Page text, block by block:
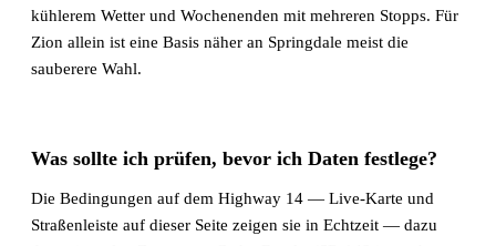
kühlerem Wetter und Wochenenden mit mehreren Stopps. Für
Zion allein ist eine Basis näher an Springdale meist die
sauberere Wahl.
Was sollte ich prüfen, bevor ich Daten festlege?
Die Bedingungen auf dem Highway 14 — Live-Karte und
Straßenleiste auf dieser Seite zeigen sie in Echtzeit — dazu